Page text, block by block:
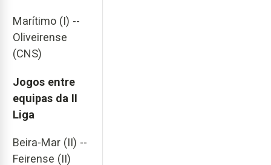
Marítimo (I) --
Oliveirense
(CNS)
Jogos entre
equipas da II
Liga
Beira-Mar (II) --
Feirense (II)